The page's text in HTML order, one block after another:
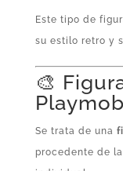
Este tipo de
su estilo retro y
🎨
Se trata de una
procedente de